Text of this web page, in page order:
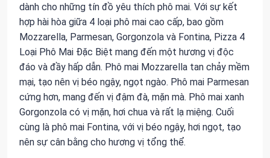
dành cho những tín đồ yêu thích phô mai. Với sự kết
hợp hài hòa giữa 4 loại phô mai cao cấp, bao gồm
Mozzarella, Parmesan, Gorgonzola và Fontina, Pizza 4
Loại Phô Mai Đặc Biệt mang đến một hương vị độc
đáo và đầy hấp dẫn. Phô mai Mozzarella tan chảy mềm
mại, tạo nên vị béo ngậy, ngọt ngào. Phô mai Parmesan
cứng hơn, mang đến vị đậm đà, mặn mà. Phô mai xanh
Gorgonzola có vị mặn, hơi chua và rất lạ miệng. Cuối
cùng là phô mai Fontina, với vị béo ngậy, hơi ngọt, tạo
nên sự cân bằng cho hương vị tổng thể.